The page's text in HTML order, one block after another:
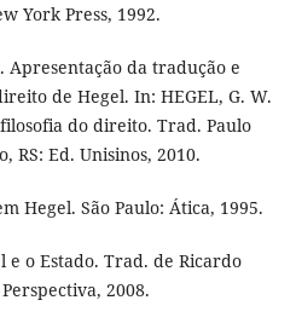
York Press, 1992.
Apresentação da tradução e
de Hegel. In: HEGEL, G. W.
do direito. Trad. Paulo
RS: Ed. Unisinos, 2010.
Hegel. São Paulo: Ática, 1995.
e o Estado. Trad. de Ricardo
2008.